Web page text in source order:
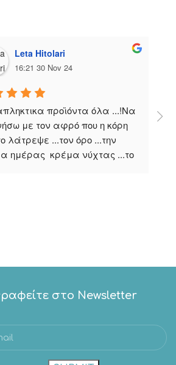
Leta Hitolari
16:21 30 Nov 24
προϊόντα όλα ...!Να
με τον αφρό που η κόρη
λάτρεψε ...τον όρο ...την
ημέρας  κρέμα νύχτας ...το
στο Newsletter